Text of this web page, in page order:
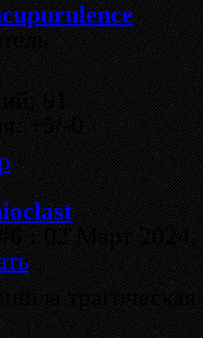
91
+5/-0
:02 Март 2024,